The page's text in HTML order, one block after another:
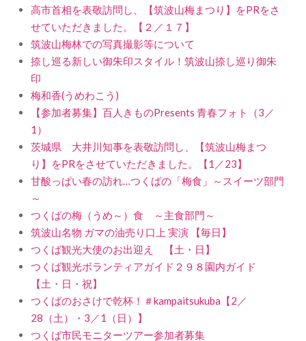
高市首相を表敬訪問し、【筑波山梅まつり】をPRをさ
せていただきました。【２／１７】
筑波山梅林での写真撮影等について
捺し巡る新しい御朱印スタイル！筑波山捺し巡り御朱
印
梅和香(うめわこう)
【参加者募集】百人きものPresents 青春フォト（3／
1）
茨城県 大井川知事を表敬訪問し、【筑波山梅まつ
り】をPRをさせていただきました。【1／23】
甘酸っぱい春の訪れ…つくばの「梅食」～スイーツ部門
～
つくばの梅（うめ～）食 ～主食部門～
筑波山名物 ガマの油売り口上 実演 【毎日】
つくば観光大使のお出迎え 【土・日】
つくば観光ボランティアガイド２９８園内ガイド
【土・日・祝】
つくばのおさけで乾杯！＃kampaitsukuba【2／
28（土）・3／1（日）】
つくば市民モニターツアー参加者募集